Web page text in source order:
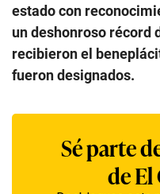
estado con
un deshonroso récord
recibieron el
fueron designados.